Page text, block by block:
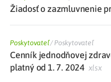
Žiadosť o zazmluvnenie
Poskytovateľ/Poskytovateľ
Cenník jednodňovej
platný od 1. 7. 2024 xlsx